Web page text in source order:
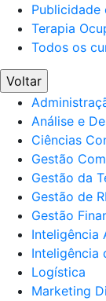
Publicidade
Terapia
Todos os
Voltar
Análise e
Ciências
Gestão
Gestão da
Gestão de
Gestão
Inteligência
Inteligência
Logística
Marketing